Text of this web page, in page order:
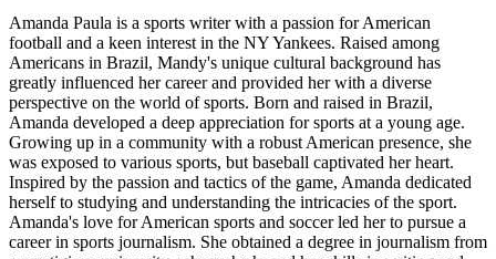
Amanda Paula is a sports writer with a passion for American
football and a keen interest in the NY Yankees. Raised among
Americans in Brazil, Mandy's unique cultural background has
greatly influenced her career and provided her with a diverse
perspective on the world of sports. Born and raised in Brazil,
Amanda developed a deep appreciation for sports at a young age.
Growing up in a community with a robust American presence, she
was exposed to various sports, but baseball captivated her heart.
Inspired by the passion and tactics of the game, Amanda dedicated
herself to studying and understanding the intricacies of the sport.
Amanda's love for American sports and soccer led her to pursue a
career in sports journalism. She obtained a degree in journalism from